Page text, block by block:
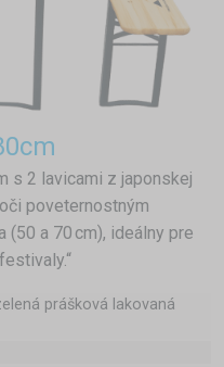
s 2 lavicami z japonskej
poveternostným
a 70 cm), ideálny pre
prášková lakovaná